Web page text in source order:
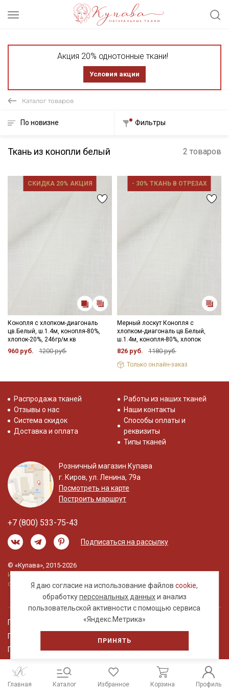
Акция 20% однотонные ткани!
Условия акции
Каталог товаров
По новизне Фильтры
Ткань из конопли белый 2 товаров
СКИДКА 20% АКЦИЯ
Конопля с хлопком-диагональ
цв.Белый, ш.1.4м, конопля-80%,
хлопок-20%, 246гр/м.кв
960 руб. 1200 руб.
- 30% ТКАНЬ В ОТРЕЗАХ
Мерный лоскут Конопля с
хлопком-диагональ цв.Белый,
ш.1.4м, конопля-80%, хлопок
826 руб. 1180 руб.
Только онлайн-заказ
Я даю согласие на использование файловcookie,
обработкуперсональных данныхи анализ
пользовательской активности с помощью сервиса
«Яндекс.Метрика»
ПРИНЯТЬ
Распродажа тканей
Отзывы о нас
Система скидок
Доставка и оплата
Работы из наших тканей
Наши контакты
Способы оплаты и
реквизиты
Типы тканей
Розничный магазин Купава
г. Киров, ул. Ленина, 79а
Посмотреть на карте
Построить маршрут
+7 (800) 533-75-43
Подписаться на рассылку
© «Купава», 2015-2026
Информация на сайте не является публичной
офертой.
Правовая информация
Политика обработки персональных данных
Пользовательское соглашение
Главная Каталог Избранное Корзина Профиль
категории тканей
Ознакомлен(а) с Политикой обработки персональных
данныхи даю
Согласие на обработку персональных
ДаюСогласие на получение рекламных и